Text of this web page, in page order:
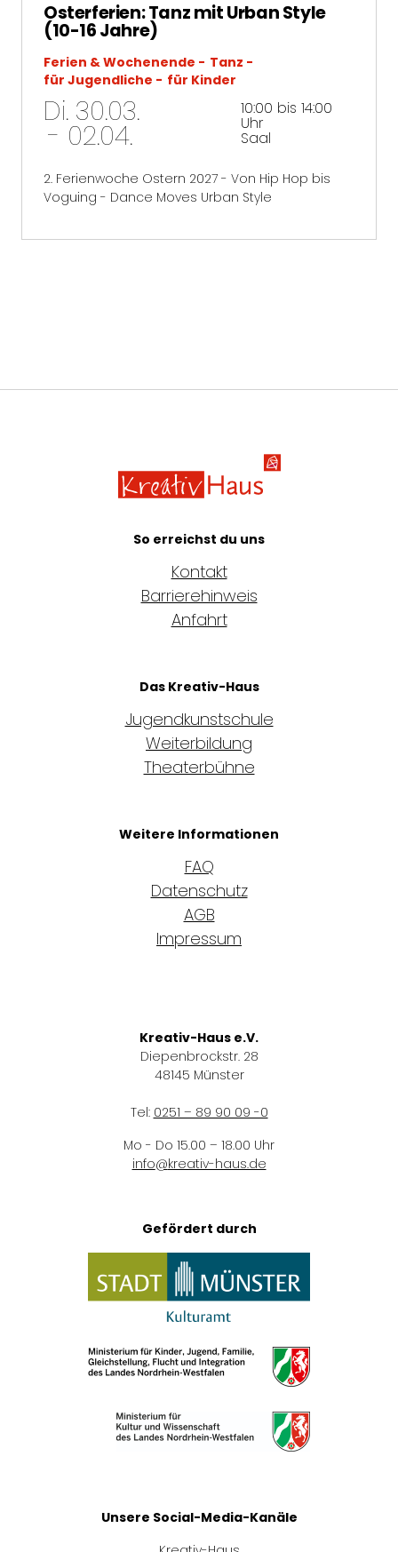
Osterferien: Tanz mit Urban Style
(10-16 Jahre)
Ferien & Wochenende
Tanz
für Jugendliche
für Kinder
Di. 30.03.
- 02.04.
10:00 bis 14:00
Uhr
Saal
2. Ferienwoche Ostern 2027 - Von Hip Hop bis
Voguing - Dance Moves Urban Style
So erreichst du uns
Kontakt
Barrierehinweis
Anfahrt
Das Kreativ-Haus
Jugendkunstschule
Weiterbildung
Theaterbühne
Weitere Informationen
FAQ
Datenschutz
AGB
Impressum
Kreativ-Haus e.V.
Diepenbrockstr. 28
48145 Münster
Tel: 0251 – 89 90 09 -0
Mo - Do 15.00 – 18.00 Uhr
info@kreativ-haus.de
Gefördert durch
Unsere Social-Media-Kanäle